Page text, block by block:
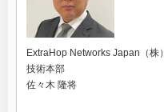
ExtraHop Networks Japan（株）
技術本部
佐々木 隆将